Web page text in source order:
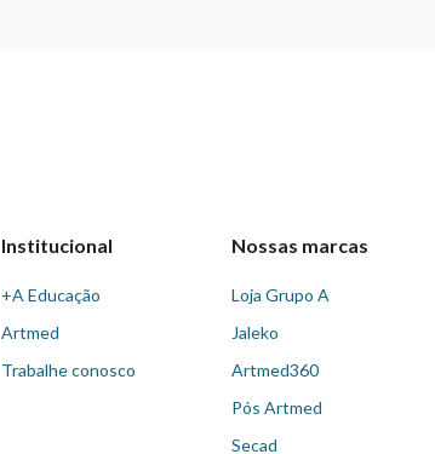
Institucional
+A Educação
Artmed
Trabalhe conosco
Nossas marcas
Loja Grupo A
Jaleko
Artmed360
Pós Artmed
Secad